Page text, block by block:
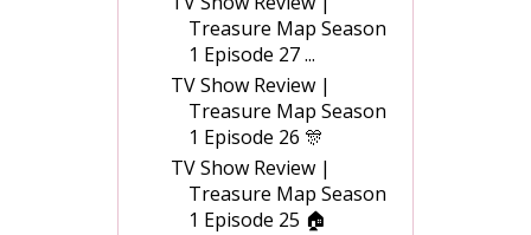
Treasure Map Season
1 Episode 27 ...
TV Show Review |
Treasure Map Season
1 Episode 26 🎊
TV Show Review |
Treasure Map Season
1 Episode 25 🏠